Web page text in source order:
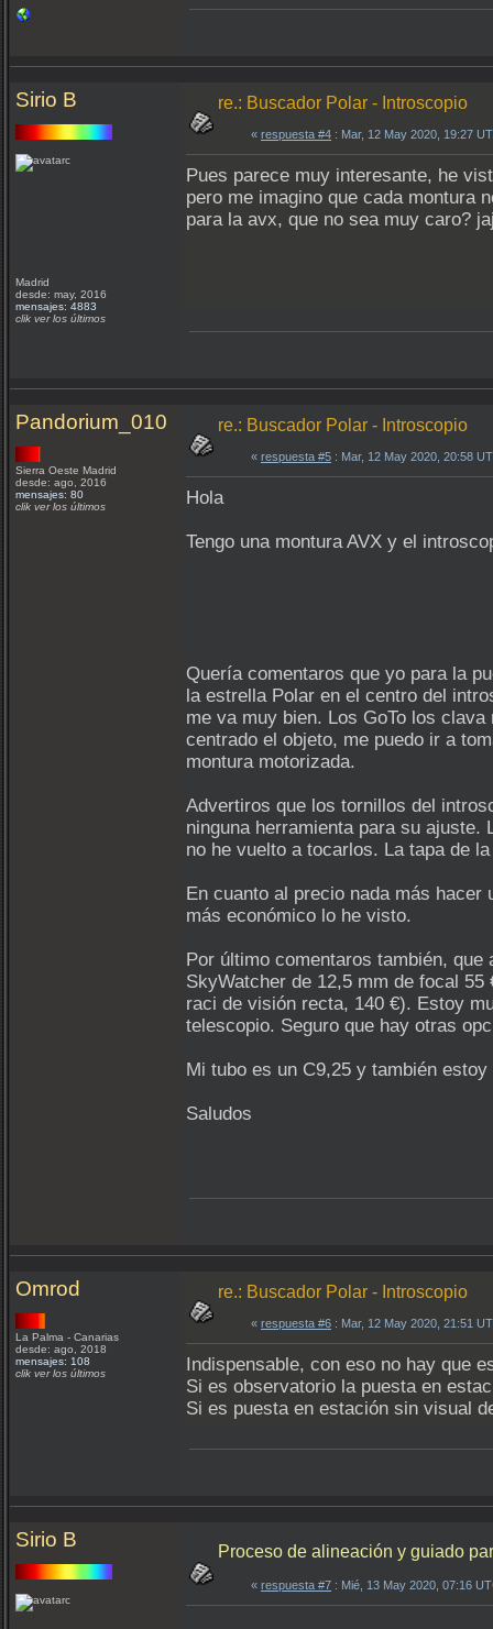
Sirio B
Madrid
desde: may, 2016
mensajes: 4883
clik ver los últimos
re.: Buscador Polar - Introscopio
« respuesta #4 : Mar, 12 May 2020, 19:27
Pues parece muy interesante, he
pero me imagino que cada montura
para la avx, que no sea muy caro?
Pandorium_010
Sierra Oeste Madrid
desde: ago, 2016
mensajes: 80
clik ver los últimos
re.: Buscador Polar - Introscopio
« respuesta #5 : Mar, 12 May 2020, 20:58
Hola
Tengo una montura AVX y el
Quería comentaros que yo para la
la estrella Polar en el centro del
me va muy bien. Los GoTo los
centrado el objeto, me puedo ir a
montura motorizada.
Advertiros que los tornillos del
ninguna herramienta para su
no he vuelto a tocarlos. La tapa de
En cuanto al precio nada más hacer
más económico lo he visto.
Por último comentaros también,
SkyWatcher de 12,5 mm de focal
raci de visión recta, 140 €). Estoy
telescopio. Seguro que hay otras
Mi tubo es un C9,25 y también
Saludos
Omrod
La Palma - Canarias
desde: ago, 2018
mensajes: 108
clik ver los últimos
re.: Buscador Polar - Introscopio
« respuesta #6 : Mar, 12 May 2020, 21:51
Indispensable, con eso no hay que
Si es observatorio la puesta en
Si es puesta en estación sin visual
Sirio B
Proceso de alineación y guiado
« respuesta #7 : Mié, 13 May 2020, 07:16